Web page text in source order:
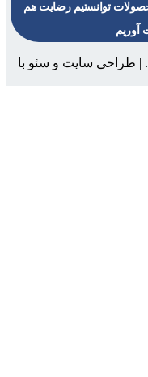
توانستیم رضایت هم
آوریم
| طراحی سایت و سئو با